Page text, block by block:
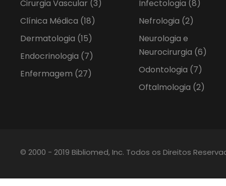
Cirurgia Vascular (3)
Clínica Médica (18)
Dermatologia (15)
Endocrinologia (7)
Enfermagem (27)
Infectologia (8)
Nefrologia (2)
Neurologia e
Neurocirurgia (6)
Odontologia (7)
Oftalmologia (2)
© 2000 - 2019 Bibliomed, Inc. Todos os Direitos